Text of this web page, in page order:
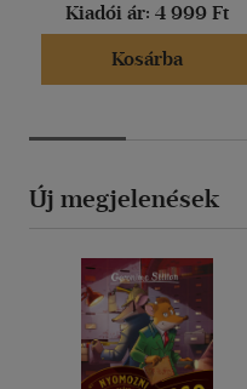
Kiadói ár: 4 999 Ft
Kosárba
Új megjelenések